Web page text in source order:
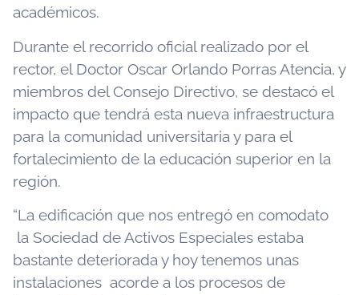
académicos.
Durante el recorrido oficial realizado por el
rector, el Doctor Oscar Orlando Porras Atencia, y
miembros del Consejo Directivo, se destacó el
impacto que tendrá esta nueva infraestructura
para la comunidad universitaria y para el
fortalecimiento de la educación superior en la
región.
“La edificación que nos entregó en comodato
la Sociedad de Activos Especiales estaba
bastante deteriorada y hoy tenemos unas
instalaciones acorde a los procesos de